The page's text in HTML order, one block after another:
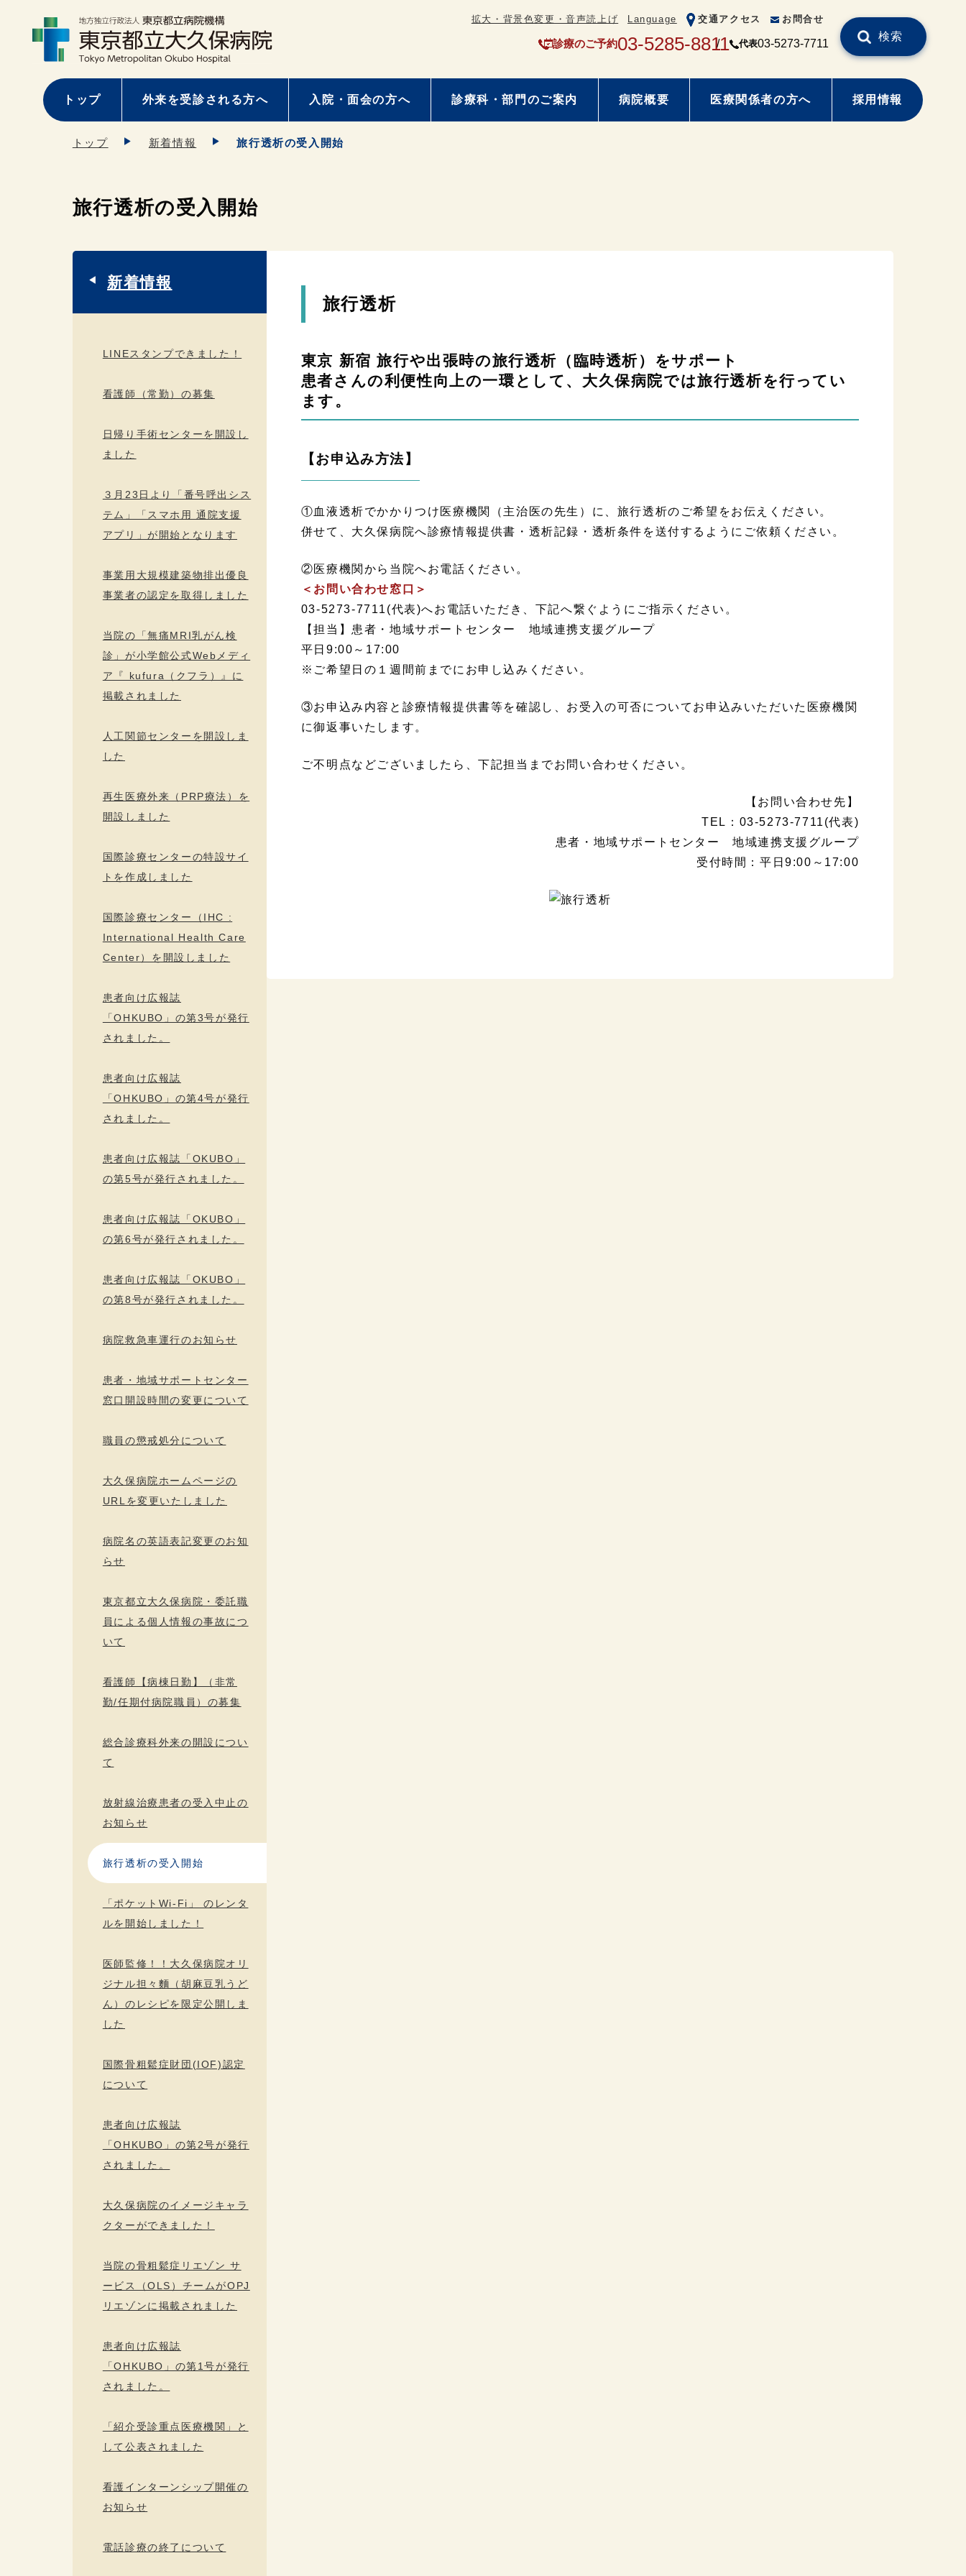
拡大・背景色変更・音声読上げ Language 交通アクセス お問合せ
診療のご予約03-5285-8811 代表03-5273-7711
検索
トップ 外来を受診される方へ 入院・面会の方へ 診療科・部門のご案内 病院概要 医療関係者の方へ 採用情報
トップ 新着情報 旅行透析の受入開始
旅行透析の受入開始
旅行透析
東京 新宿 旅行や出張時の旅行透析（臨時透析）をサポート
患者さんの利便性向上の一環として、大久保病院では旅行透析を行ってい
ます。
【お申込み方法】
①血液透析でかかりつけ医療機関（主治医の先生）に、旅行透析のご希望をお伝えください。
併せて、大久保病院へ診療情報提供書・透析記録・透析条件を送付するようにご依頼ください。
②医療機関から当院へお電話ください。
＜お問い合わせ窓口＞
03-5273-7711(代表)へお電話いただき、下記へ繋ぐようにご指示ください。
【担当】患者・地域サポートセンター 地域連携支援グループ
平日9:00～17:00
※ご希望日の１週間前までにお申し込みください。
③お申込み内容と診療情報提供書等を確認し、お受入の可否についてお申込みいただいた医療機関
に御返事いたします。
ご不明点などございましたら、下記担当までお問い合わせください。
【お問い合わせ先】
TEL：03-5273-7711(代表)
患者・地域サポートセンター 地域連携支援グループ
受付時間：平日9:00～17:00
新着情報
LINEスタンプできました！
看護師（常勤）の募集
日帰り手術センターを開設し
ました
３月23日より「番号呼出シス
テム」「スマホ用 通院支援
アプリ」が開始となります
事業用大規模建築物排出優良
事業者の認定を取得しました
当院の「無痛MRI乳がん検
診」が小学館公式Webメディ
ア『 kufura（クフラ）』に
掲載されました
人工関節センターを開設しま
した
再生医療外来（PRP療法）を
開設しました
国際診療センターの特設サイ
トを作成しました
国際診療センター（IHC :
International Health Care
Center）を開設しました
患者向け広報誌
「OHKUBO」の第3号が発行
されました。
患者向け広報誌
「OHKUBO」の第4号が発行
されました。
患者向け広報誌「OKUBO」
の第5号が発行されました。
患者向け広報誌「OKUBO」
の第6号が発行されました。
患者向け広報誌「OKUBO」
の第8号が発行されました。
病院救急車運行のお知らせ
患者・地域サポートセンター
窓口開設時間の変更について
職員の懲戒処分について
大久保病院ホームページの
URLを変更いたしました
病院名の英語表記変更のお知
らせ
東京都立大久保病院・委託職
員による個人情報の事故につ
いて
看護師【病棟日勤】（非常
勤/任期付病院職員）の募集
総合診療科外来の開設につい
て
放射線治療患者の受入中止の
お知らせ
旅行透析の受入開始
「ポケットWi-Fi」 のレンタ
ルを開始しました！
医師監修！！大久保病院オリ
ジナル担々麵（胡麻豆乳うど
ん）のレシピを限定公開しま
した
国際骨粗鬆症財団(IOF)認定
について
患者向け広報誌
「OHKUBO」の第2号が発行
されました。
大久保病院のイメージキャラ
クターができました！
当院の骨粗鬆症リエゾン サ
ービス（OLS）チームがOPJ
リエゾンに掲載されました
患者向け広報誌
「OHKUBO」の第1号が発行
されました。
「紹介受診重点医療機関」と
して公表されました
看護インターンシップ開催の
お知らせ
電話診療の終了について